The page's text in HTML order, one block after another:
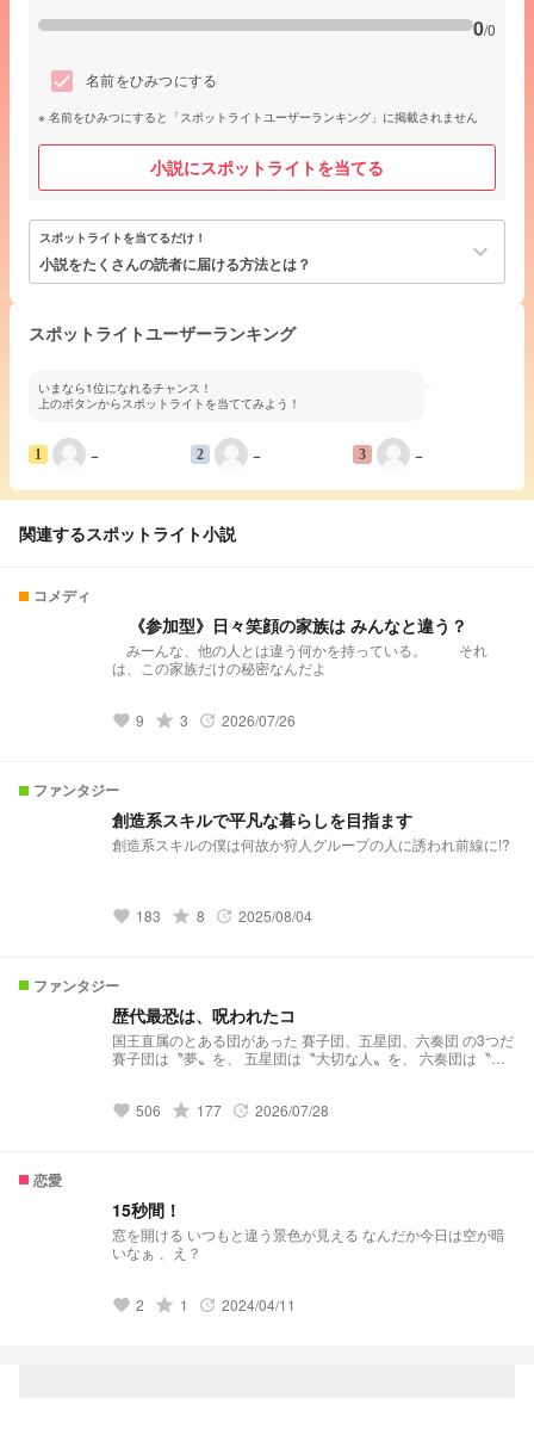
0/0
名前をひみつにする
名前をひみつにすると「スポットライトユーザーランキング」に掲載されません
小説にスポットライトを当てる
スポットライトを当てるだけ！
小説をたくさんの読者に届ける方法とは？ keyboard_arrow_down
スポットライトユーザーランキング
いまなら1位になれるチャンス！
上のボタンからスポットライトを当ててみよう！
1 − 2 − 3 −
関連するスポットライト小説
コメディ
《参加型》日々笑顔の家族は みんなと違う？
みーんな、他の人とは違う何かを持っている。 それ
は、この家族だけの秘密なんだよ
favorite 9 grade 3 update 2026/07/26
ファンタジー
創造系スキルで平凡な暮らしを目指ます
創造系スキルの僕は何故か狩人グループの人に誘われ前線に!?
favorite 183 grade 8 update 2025/08/04
ファンタジー
歴代最恐は、呪われたコ
国王直属のとある団があった 賽子団、五星団、六奏団 の3つだ
賽子団は〝夢〟を、 五星団は〝大切な人〟を、 六奏団は〝生
22日▹▸ ファンタジー デイリー 90位 5月23日▹▸ ファンタジー デ
favorite 506 grade 177 update 2026/07/28
恋愛
15秒間！
窓を開ける いつもと違う景色が見える なんだか今日は空が暗
いなぁ 、え？
favorite 2 grade 1 update 2024/04/11